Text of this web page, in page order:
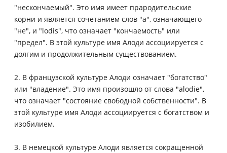
"нескончаемый". Это имя имеет прародительские
корни и является сочетанием слов "a", означающего
"не", и "lodis", что означает "кончаемость" или
"предел". В этой культуре имя Алоди ассоциируется с
долгим и продолжительным существованием.
2. В французской культуре Алоди означает "богатство"
или "владение". Это имя произошло от слова "alodie",
что означает "состояние свободной собственности". В
этой культуре имя Алоди ассоциируется с богатством и
изобилием.
3. В немецкой культуре Алоди является сокращенной